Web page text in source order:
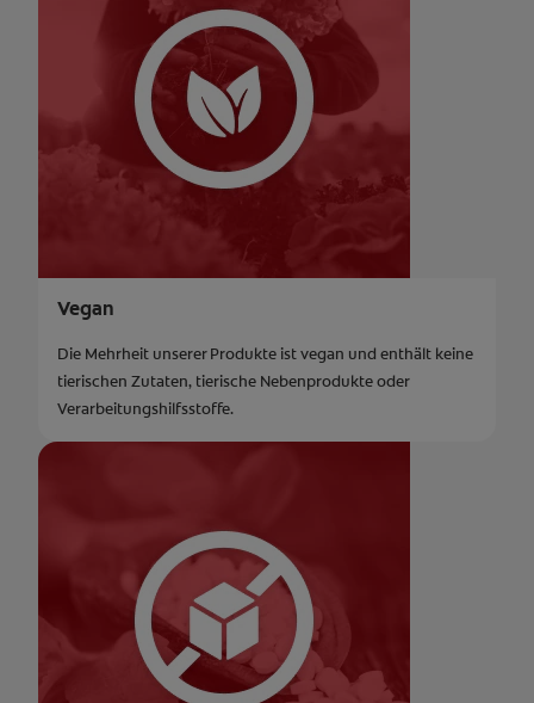
Vegan
Die Mehrheit unserer Produkte ist vegan und enthält keine
tierischen Zutaten, tierische Nebenprodukte oder
Verarbeitungshilfsstoffe.